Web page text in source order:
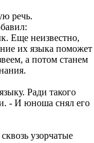
речь.
Еще неизвестно,
их языка поможет
а потом станем
Ради такого
- И юноша снял его
узорчатые